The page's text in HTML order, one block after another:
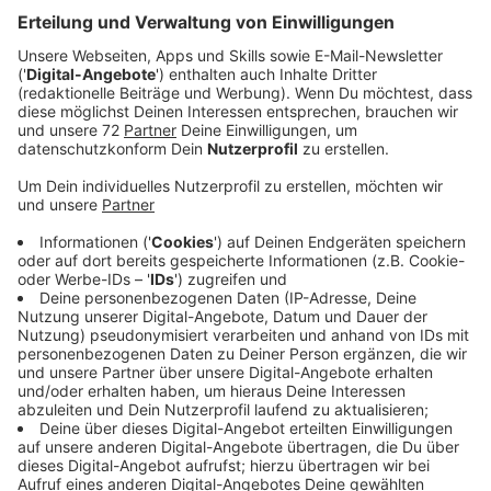
Geisterfahrten kommt.
Veröffentlicht:Mittwoch, 23.08.2023 16:29
Anzeige
Erschreckend dabei ist: fast die Hälfte fährt
Selbstmordgedanken eine Rolle oder sie flüchten vor
der Polizei - bei älteren Fahrern sind oft Verwirrtheit
und Demenz Schuld am Falschfahren. Letztere fallen
in der Studie besonders häufig als Falschfahrer auf.
Helfen könnte eine Software in Autos, die erkennt,
wenn jemand in der falschen Richtung unterwegs ist
und dann automatisch bremst, sagen die Forscher.
Oder eine Warnung per App.
Anzeige